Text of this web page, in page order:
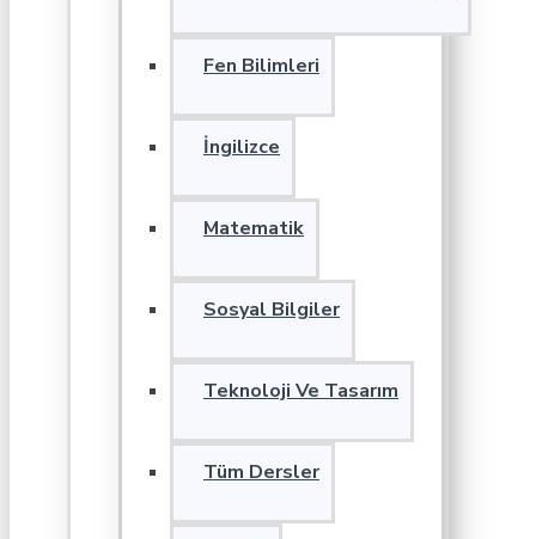
Fen Bilimleri
İngilizce
Matematik
Sosyal Bilgiler
Teknoloji Ve Tasarım
Tüm Dersler